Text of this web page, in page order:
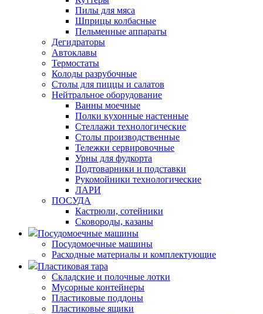
Пилы для мяса
Шприцы колбасные
Пельменные аппараты
Дегидраторы
Автоклавы
Термостаты
Колоды разрубочные
Столы для пиццы и салатов
Нейтральное оборудование
Ванны моечные
Полки кухонные настенные
Стеллажи технологические
Столы производственные
Тележки сервировочные
Урны для фудкорта
Подтоварники и подставки
Рукомойники технологические
ЛАРИ
ПОСУДА
Кастрюли, сотейники
Сковороды, казаны
Посудомоечные машины
Посудомоечные машины
Расходные материалы и комплектующие
Пластиковая тара
Складские и полочные лотки
Мусорные контейнеры
Пластиковые поддоны
Пластиковые ящики